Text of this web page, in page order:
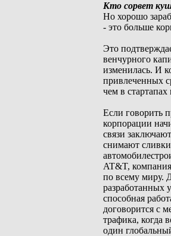
Кто сорвет
Но хорошо
- это больше
Это
венчурного
изменилась. И
привлеченных
чем в
Если говорить
корпорации
связи
снимают
AT&T,
по всему миру.
разработанных
способная
договорится с
трафика, когда
один